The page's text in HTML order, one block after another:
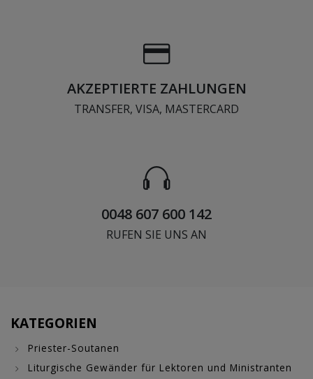
AKZEPTIERTE ZAHLUNGEN
TRANSFER, VISA, MASTERCARD
0048 607 600 142
RUFEN SIE UNS AN
KATEGORIEN
Priester-Soutanen
Liturgische Gewänder für Lektoren und Ministranten